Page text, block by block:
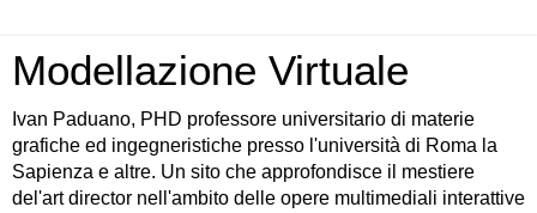
Modellazione Virtuale
Ivan Paduano, PHD professore universitario di materie
grafiche ed ingegneristiche presso l'università di Roma la
Sapienza e altre. Un sito che approfondisce il mestiere
del'art director nell'ambito delle opere multimediali interattive